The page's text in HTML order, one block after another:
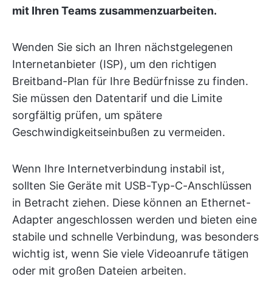
mit Ihren Teams zusammenzuarbeiten.
Wenden Sie sich an Ihren nächstgelegenen
Internetanbieter (ISP), um den richtigen
Breitband-Plan für Ihre Bedürfnisse zu finden.
Sie müssen den Datentarif und die Limite
sorgfältig prüfen, um spätere
Geschwindigkeitseinbußen zu vermeiden.
Wenn Ihre Internetverbindung instabil ist,
sollten Sie Geräte mit USB-Typ-C-Anschlüssen
in Betracht ziehen. Diese können an Ethernet-
Adapter angeschlossen werden und bieten eine
stabile und schnelle Verbindung, was besonders
wichtig ist, wenn Sie viele Videoanrufe tätigen
oder mit großen Dateien arbeiten.